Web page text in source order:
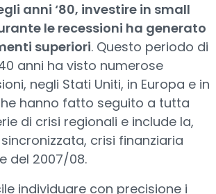
anni ‘80, investire in small
le recessioni ha generato
superiori. Questo periodo di
anni ha visto numerose
negli Stati Uniti, in Europa e in
hanno fatto seguito a tutta
di crisi regionali e include la,
crisi finanziaria
del 2007/08.
individuare con precisione i